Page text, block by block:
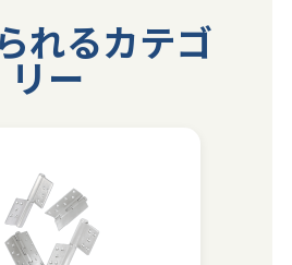
れるカテゴ
リー